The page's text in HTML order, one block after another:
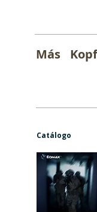
Más
Catálogo